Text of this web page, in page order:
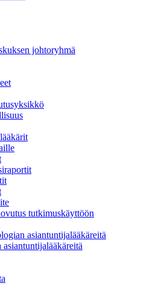
johtoryhmä
tutkimuskäyttöön
asiantuntijalääkäreitä